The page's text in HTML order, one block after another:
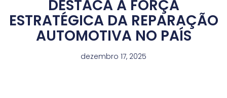
DESTACA A FORÇA
ESTRATÉGICA DA REPARAÇÃO
AUTOMOTIVA NO PAÍS
dezembro 17, 2025